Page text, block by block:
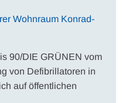
Wohnraum Konrad-
90/DIE GRÜNEN vom
von Defibrillatoren in
auf öffentlichen